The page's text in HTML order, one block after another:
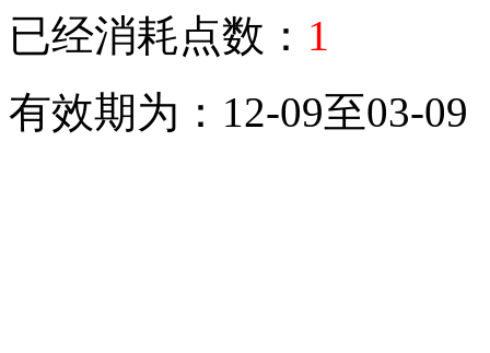
已经消耗点数： 1
有效期为：12-09至03-09